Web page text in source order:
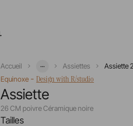
Accueil ... Assiettes
Assiette
Equinoxe -Design with R/studio
Assiette
26 CM poivre Céramique noire
Tailles